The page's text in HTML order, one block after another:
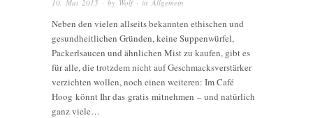
10. Mai 2015 · by Wolf· in Allgemein
Neben den vielen allseits bekannten ethischen und
gesundheitlichen Gründen, keine Suppenwürfel,
Packerlsaucen und ähnlichen Mist zu kaufen, gibt es
für alle, die trotzdem nicht auf Geschmacksverstärker
verzichten wollen, noch einen weiteren: Im Café
Hoog könnt Ihr das gratis mitnehmen – und natürlich
ganz viele…